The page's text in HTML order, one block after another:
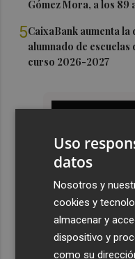
Gómez Mora, a los 89
5CaixaBank aumenta
alumnado de escuelas
curso 2026-2027
Uso
datos
Nosotros y
cookies y
almacenar y
dispositivo y
como su